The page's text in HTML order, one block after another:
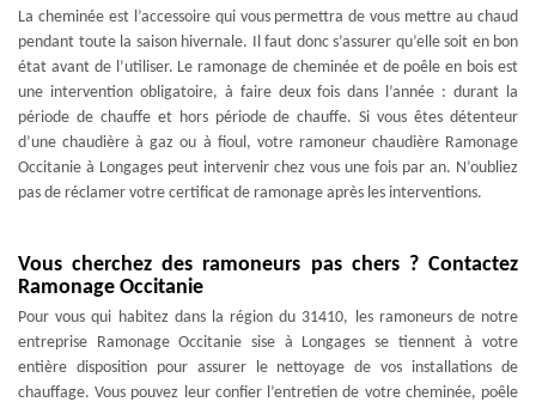
La cheminée est l’accessoire qui vous permettra de vous mettre au chaud
pendant toute la saison hivernale. Il faut donc s’assurer qu’elle soit en bon
état avant de l’utiliser. Le ramonage de cheminée et de poêle en bois est
une intervention obligatoire, à faire deux fois dans l’année : durant la
période de chauffe et hors période de chauffe. Si vous êtes détenteur
d’une chaudière à gaz ou à fioul, votre ramoneur chaudière Ramonage
Occitanie à Longages peut intervenir chez vous une fois par an. N’oubliez
pas de réclamer votre certificat de ramonage après les interventions.
Vous cherchez des ramoneurs pas chers ? Contactez
Ramonage Occitanie
Pour vous qui habitez dans la région du 31410, les ramoneurs de notre
entreprise Ramonage Occitanie sise à Longages se tiennent à votre
entière disposition pour assurer le nettoyage de vos installations de
chauffage. Vous pouvez leur confier l’entretien de votre cheminée, poêle